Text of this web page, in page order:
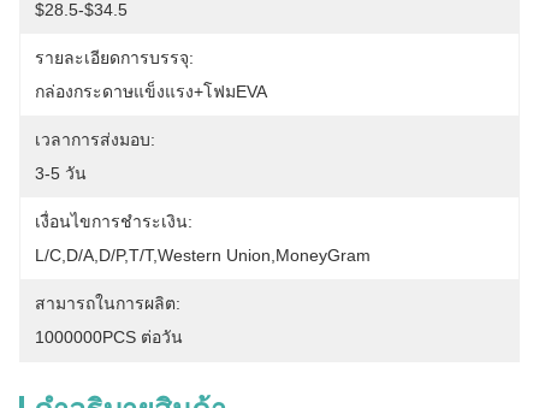
$28.5-$34.5
รายละเอียดการบรรจุ:
กล่องกระดาษแข็งแรง+โฟมEVA
เวลาการส่งมอบ:
3-5 วัน
เงื่อนไขการชำระเงิน:
L/C,D/A,D/P,T/T,Western Union,MoneyGram
สามารถในการผลิต:
1000000PCS ต่อวัน